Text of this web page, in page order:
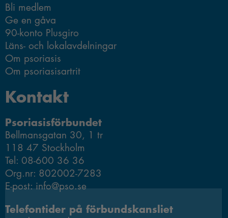
Kontakt
Psoriasisförbundet
Bellmansgatan 30, 1 tr
118 47 Stockholm
Tel: 08-600 36 36
Org.nr: 802002-7283
E-post: info@pso.se
Telefontider på förbundskansliet
Bli medlem
Ge en gåva
90-konto Plusgiro
Läns- och lokalavdelningar
Om psoriasis
Om psoriasisartrit